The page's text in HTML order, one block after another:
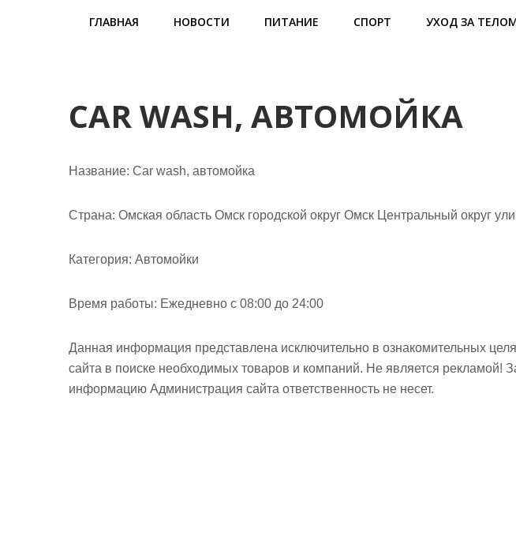
ГЛАВНАЯ НОВОСТИ ПИТАНИЕ СПОРТ УХОД ЗА
CAR WASH, АВТОМОЙКА
Название: Car wash, автомойка
Страна: Омская область Омск городской округ Омск Центральный округ
Категория: Автомойки
Время работы: Ежедневно с 08:00 до 24:00
Данная информация представлена исключительно в ознакомительных
сайта в поиске необходимых товаров и компаний. Не является рекламой!
информацию Администрация сайта ответственность не несет.